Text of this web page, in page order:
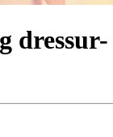
dressur-